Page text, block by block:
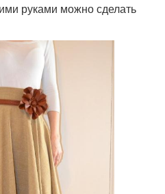
руками можно сделать